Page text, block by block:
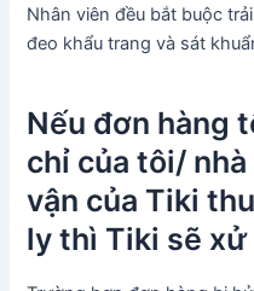
Nhân viên đều bắt buộc
đeo khẩu trang và sát
Nếu đơn hàng
chỉ của tôi/
vận của Tiki
ly thì Tiki sẽ xử